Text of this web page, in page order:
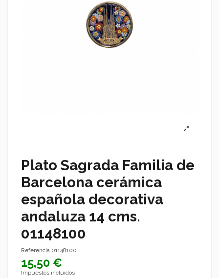
Plato Sagrada Familia de
Barcelona cerámica
española decorativa
andaluza 14 cms.
01148100
Referencia 01148100
15,50 €
Impuestos incluidos